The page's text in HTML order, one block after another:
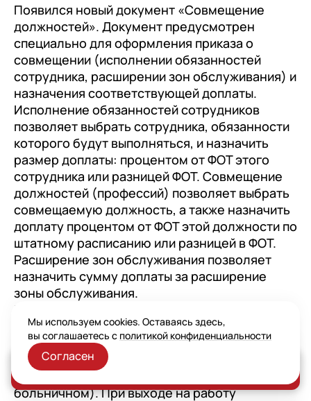
Появился новый документ «Совмещение
должностей». Документ предусмотрен
специально для оформления приказа о
совмещении (исполнении обязанностей
сотрудника, расширении зон обслуживания) и
назначения соответствующей доплаты.
Исполнение обязанностей сотрудников
позволяет выбрать сотрудника, обязанности
которого будут выполняться, и назначить
размер доплаты: процентом от ФОТ этого
сотрудника или разницей ФОТ. Совмещение
должностей (профессий) позволяет выбрать
совмещаемую должность, а также назначить
доплату процентом от ФОТ этой должности по
штатному расписанию или разницей в ФОТ.
Расширение зон обслуживания позволяет
назначить сумму доплаты за расширение
зоны обслуживания.
В 1С:ЗУП 3.1 КОРП также реализован
функционал для приема или перевода нового
работника на время отсутствия основного
работника (например, когда основной
работник в декрете или на длительном
больничном). При выходе на работу
Заказать консультацию
Мы используем cookies. Оставаясь здесь,
вы соглашаетесь с политикой конфиденциальности
Согласен